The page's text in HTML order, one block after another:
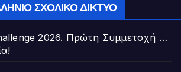
ΣΧΟΛΙΚΌ ΔΊΚΤΥΟ
2026. Πρώτη Συμμετοχή …